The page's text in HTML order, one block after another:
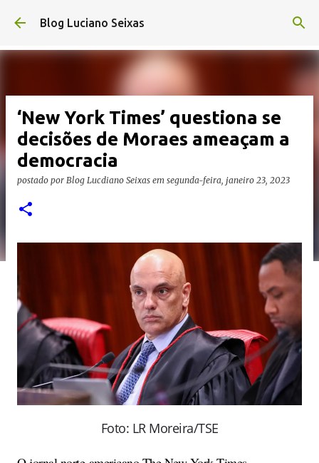
Pular para o conteúdo principal
Blog Luciano Seixas
‘New York Times’ questiona se
decisões de Moraes ameaçam a
democracia
postado por Blog Lucdiano Seixas em segunda-feira, janeiro 23, 2023
Foto: LR Moreira/TSE